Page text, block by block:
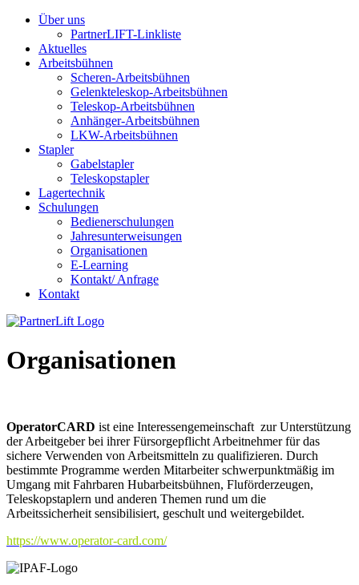
Über uns
PartnerLIFT-Linkliste
Aktuelles
Arbeitsbühnen
Scheren-Arbeitsbühnen
Gelenkteleskop-Arbeitsbühnen
Teleskop-Arbeitsbühnen
Anhänger-Arbeitsbühnen
LKW-Arbeitsbühnen
Stapler
Gabelstapler
Teleskopstapler
Lagertechnik
Schulungen
Bedienerschulungen
Jahresunterweisungen
Organisationen
E-Learning
Kontakt/ Anfrage
Kontakt
Organisationen
OperatorCARD ist eine Interessengemeinschaft zur Unterstützung
der Arbeitgeber bei ihrer Fürsorgepflicht Arbeitnehmer für das
sichere Verwenden von Arbeitsmitteln zu qualifizieren. Durch
bestimmte Programme werden Mitarbeiter schwerpunktmäßig im
Umgang mit Fahrbaren Hubarbeitsbühnen, Fluförderzeugen,
Teleskopstaplern und anderen Themen rund um die
Arbeitssicherheit sensibilisiert, geschult und weitergebildet.
https://www.operator-card.com/